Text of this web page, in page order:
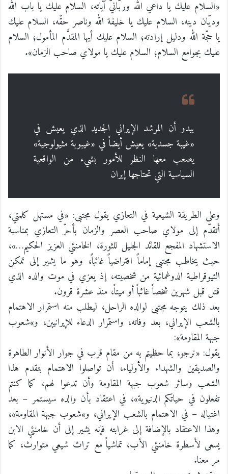
«السلام عليك يا داعي الله وربّانيَّ آياته، السلام عليك يا باب الله
وديّان دينه، السلام عليك يا خليفة الله وناصر حقّه، السلام عليك
يا حجّة الله ودليل إرادته؛ السلام عليك أيها المقدَّم المأمول؛ السلام
عليك بجوامع السلام؛ السلام عليك يا مولاي صاحب الزمان».
يبدو أن المرشد الإيراني الجديد الذي يعيش في
«غيبة جسدية» يعيش أيضاً في «غيبوبة مثيولوجية»
يصعب معها النظر للأمور بشيء من الواقعية
السياسية التي تحتاجها إيران
وعلى الطريقة الشيعية في التعازي يقول مجتبى: «في مستهل كلمتي،
أتقدّم إلى مولاي صاحب العصر والزمان بأحرّ التعازي بمناسبة
الاستشهاد المفجع للقائد الجليل للثورة، الخامنئي العزيز الحكيم…»،
حيث يخاطب مجتبى إماماً افتراضياً غائباً، وهو ما يشير إلى تمكن
الثيوقراطية الدوغمائية من شخصيته، إذ يعزي في موت والده الذي
قتل قبل شهرين شخصاً غائباً أو ميتاً، منذ عشرة قرون.
بعد ذلك يتوجه مجتبى لوالده الراحل، ليطلب منه استمرار الاهتمام
بالشعب الإيراني، بعد وفاته، واستمرار الدعاء للإيرانيين، و»شعوب
جبهة المقاومة»:
يقول: «نرجو، بما حظيتم به من مقام قرب في جوار الأنوار الطاهرة
والصديقين والشهداء والأولياء، أن تواصلوا الاهتمام بتقدم هذا
الشعب وسائر شعوب جبهة المقاومة وأن تدعوا لهم، كما كنتم
تفعلون في حياتكم الدنيوية»، في اعتقاد بأن والده سيستمر – بعد
اغتياله – في الاهتمام بالشعب الإيراني، و»شعوب جبهة المقاومة»،
وهذا الاعتقاد بالإضافة إلى غرابته فإنه يشير إلى أن خامنئي الابن
يسعى لأسطرة خامنئي الأب، تماشياً مع تراث شيعي متوارث، كما
مر معنا.